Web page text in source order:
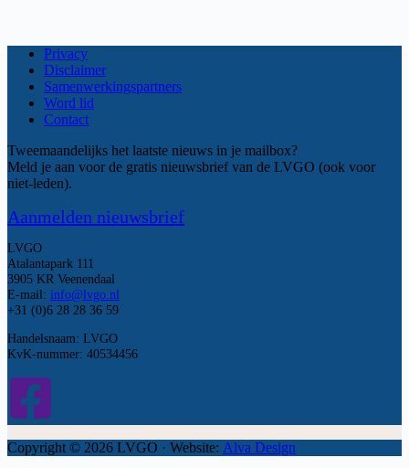
Privacy
Disclaimer
Samenwerkingspartners
Word lid
Contact
Tweemaandelijks het laatste nieuws in je mailbox?
Meld je aan voor de gratis nieuwsbrief van de LVGO (ook voor
niet-leden).
Aanmelden nieuwsbrief
LVGO
Atalantapark 111
3905 KR Veenendaal
E-mail: info@lvgo.nl
+31 (0)6 28 28 36 59
Handelsnaam: LVGO
KvK-nummer: 40534456
Copyright © 2026 LVGO · Website: Alva Design